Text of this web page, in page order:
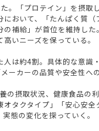
「プロテイン」を摂取
おいて、「たんぱく質
補給」が首位を維持し
いニーズを保っている。
は約4割。具体的な意識
カーの品質や安全性へ
摂取状況、健康食品の
タクタイプ」「安心安
態の変化を探っていく。